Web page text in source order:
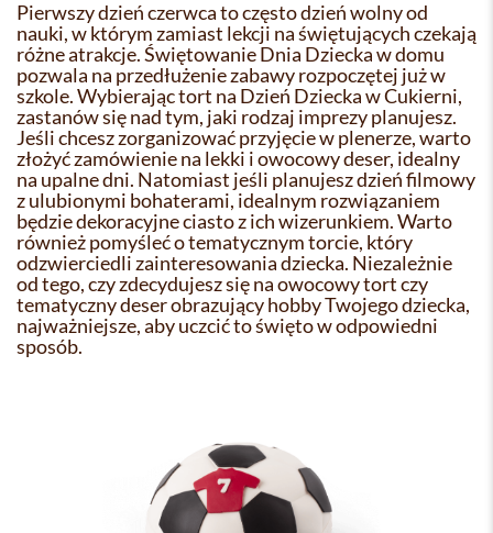
Pierwszy dzień czerwca to często dzień wolny od
nauki, w którym zamiast lekcji na świętujących czekają
różne atrakcje. Świętowanie Dnia Dziecka w domu
pozwala na przedłużenie zabawy rozpoczętej już w
szkole. Wybierając tort na Dzień Dziecka w Cukierni,
zastanów się nad tym, jaki rodzaj imprezy planujesz.
Jeśli chcesz zorganizować przyjęcie w plenerze, warto
złożyć zamówienie na lekki i owocowy deser, idealny
na upalne dni. Natomiast jeśli planujesz dzień filmowy
z ulubionymi bohaterami, idealnym rozwiązaniem
będzie dekoracyjne ciasto z ich wizerunkiem. Warto
również pomyśleć o tematycznym torcie, który
odzwierciedli zainteresowania dziecka. Niezależnie
od tego, czy zdecydujesz się na owocowy tort czy
tematyczny deser obrazujący hobby Twojego dziecka,
najważniejsze, aby uczcić to święto w odpowiedni
sposób.